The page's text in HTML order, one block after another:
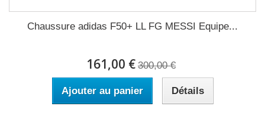
Chaussure adidas F50+ LL FG MESSI Equipe...
161,00 € 300,00 €
Ajouter au panier Détails